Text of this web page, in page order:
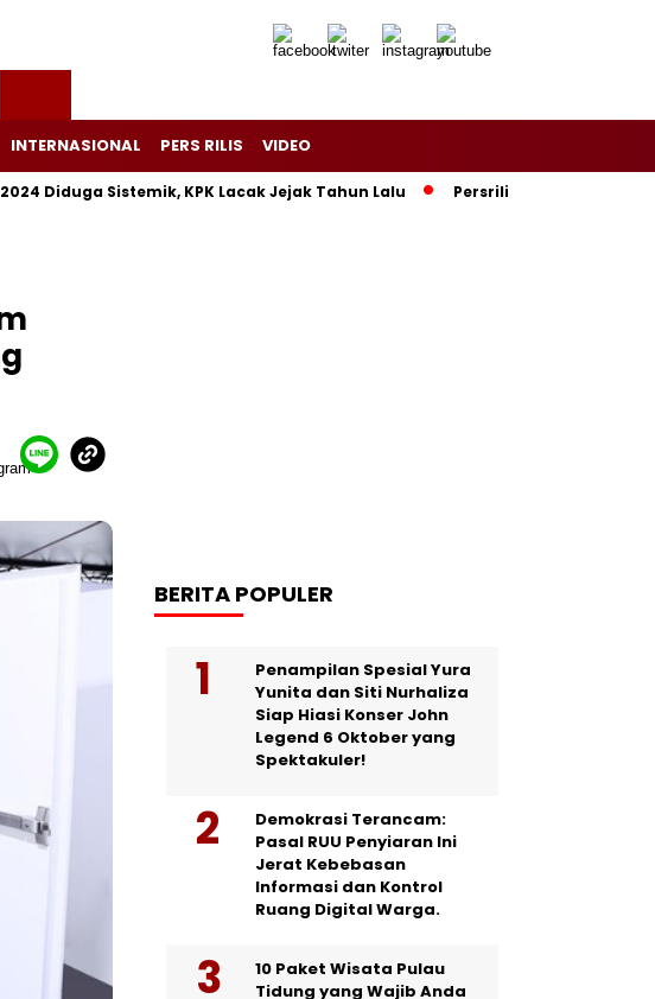
INTERNASIONAL PERS RILIS VIDEO
Diduga Sistemik, KPK Lacak Jejak Tahun Lalu Persrilis.com Siap
BERITA POPULER
Penampilan Spesial Yura
Yunita dan Siti Nurhaliza
Siap Hiasi Konser John
Legend 6 Oktober yang
Spektakuler!
Demokrasi Terancam:
Pasal RUU Penyiaran Ini
Jerat Kebebasan
Informasi dan Kontrol
Ruang Digital Warga.
10 Paket Wisata Pulau
Tidung yang Wajib Anda